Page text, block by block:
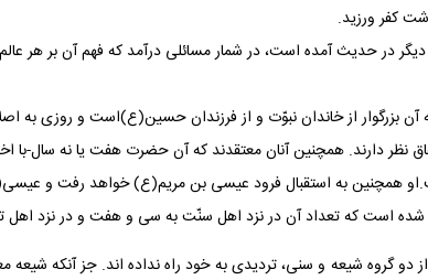
کفر ورزید.
در حدیث آمده است، در شمار مسائلی درآمد که فهم آن بر هر
از خاندان نبوّت و از فرزندان حسین(ع)است و روزی به
و دادگری 4 پر خواهد کرد، در حالی که از ناروایی و بیدادگری پر شده باشد 5 ، اتفاق ‏نظر دارند. همچنین آنان
همچنین به استقبال فرود عیسی بن مریم(ع) خواهد رفت و
است که تعداد آن در نزد اهل سنّت به سی و هفت و در نزد
گروه شیعه و سنی، تردیدی به خود راه نداده ‏اند. جز آن‏که